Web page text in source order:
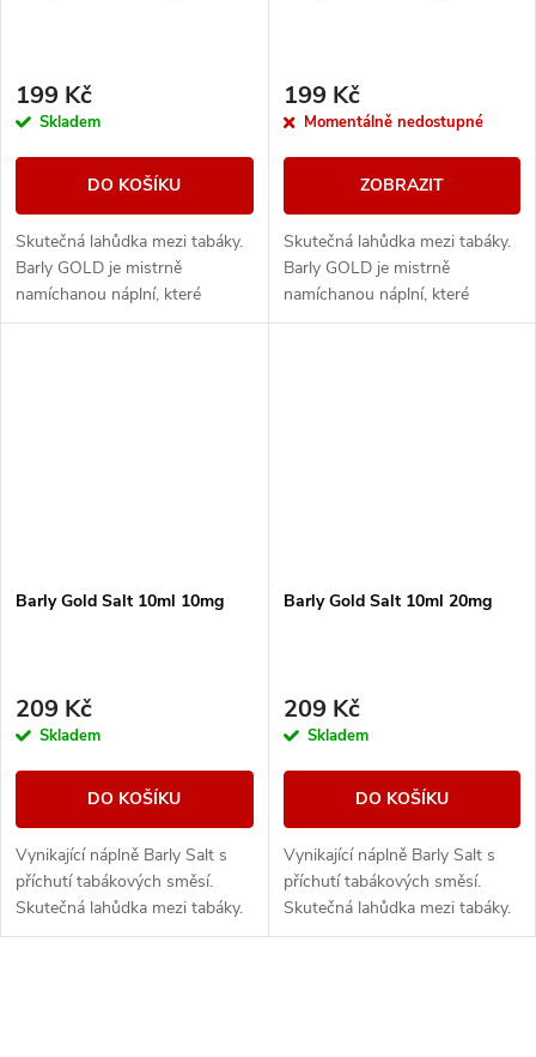
199 Kč
Skladem
DO KOŠÍKU
Skutečná lahůdka mezi tabáky.
Barly GOLD je mistrně
namíchanou náplní, které
vládne světlý virginský tabák
199 Kč
Momentálně nedostupné
ZOBRAZIT
Skutečná lahůdka mezi tabáky.
Barly GOLD je mistrně
namíchanou náplní, které
vládne světlý virginský tabák
Barly Gold Salt 10ml 10mg
209 Kč
Skladem
DO KOŠÍKU
Vynikající náplně Barly Salt s
příchutí tabákových směsí.
Skutečná lahůdka mezi tabáky.
Barly GOLD je mistrně
Barly Gold Salt 10ml 20mg
209 Kč
Skladem
DO KOŠÍKU
Vynikající náplně Barly Salt s
příchutí tabákových směsí.
Skutečná lahůdka mezi tabáky.
Barly GOLD je mistrně